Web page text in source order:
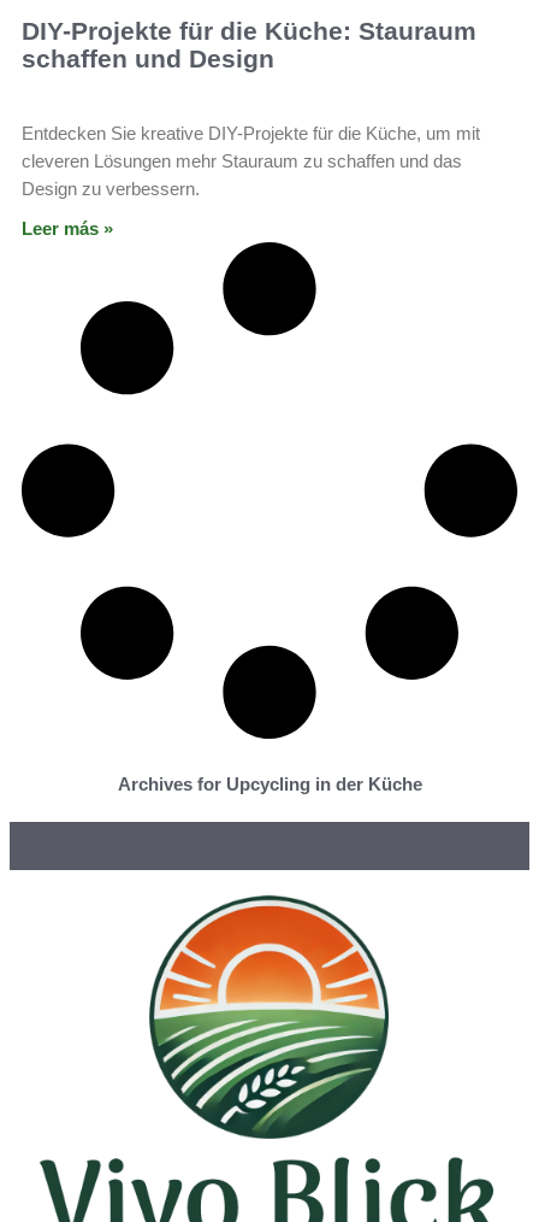
DIY-Projekte für die Küche: Stauraum
schaffen und Design
Entdecken Sie kreative DIY-Projekte für die Küche, um mit
cleveren Lösungen mehr Stauraum zu schaffen und das
Design zu verbessern.
Leer más »
Archives for Upcycling in der Küche